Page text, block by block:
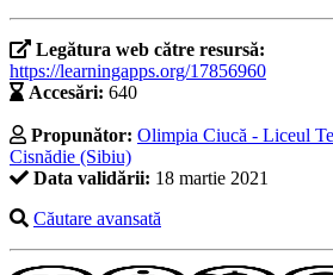
Legătura web către resursă:
https://learningapps.org/17856960
Accesări: 640
Propunător: Olimpia Ciucă - Liceul
Cisnădie (Sibiu)
Data validării: 18 martie 2021
Căutare avansată